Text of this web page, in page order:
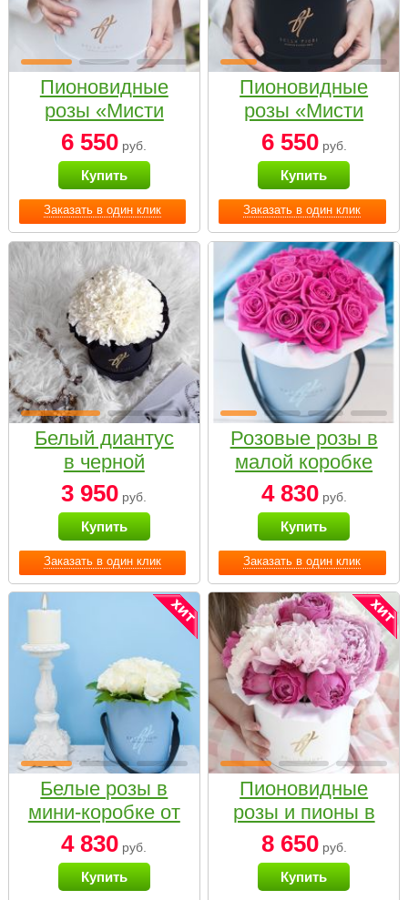
Заказать в один клик
Пионовидные
розы «Мисти
бабблс» в белой
коробке Small
6 550 руб.
Купить
Заказать в один клик
Пионовидные
розы «Мисти
бабблс» в
черной коробке
Small
6 550руб.
Купить
Заказать в один клик
Белый диантус
в черной
коробке Small
3 950 руб.
Купить
Заказать в один клик
Розовые розы в
малой коробке
4 830руб.
Купить
Белые розы в
мини-коробке от
Bella Fiori
4 830 руб.
Купить
Пионовидные
розы и пионы в
белой коробке
Small
8 650руб.
Купить